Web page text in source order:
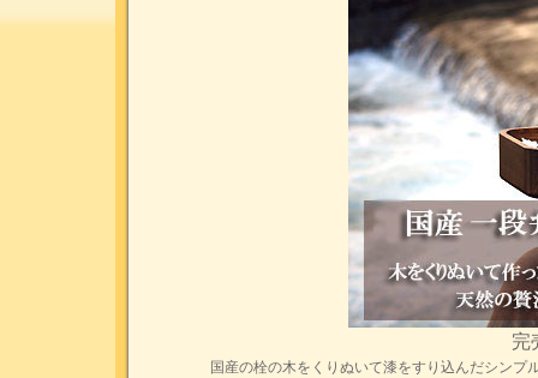
完
国産の栓の木をくりぬいて漆をすり込んだシン